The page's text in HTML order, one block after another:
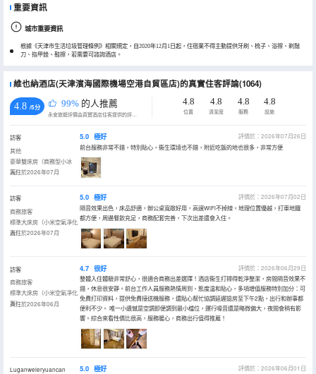
重要資訊
城市重要資訊
根據《天津市生活垃圾管理條例》相關規定，自2020年12月1日起，住宿業不得主動提供牙刷、梳子、浴擦、剃鬚
刀、指甲銼、鞋擦，若需要可諮詢酒店。
維也納酒店(天津濱海國際機場空港自貿區店)的真實住客評論(1064)
4.8 /5分 99% 的人推薦
永安旅遊評價由真實酒店住客提供的評價。
4.8
位置
4.8
清潔度
4.8
服務
4.8
設施
訪客
其他
豪華雙床房（商務型小冰
箱）
入住於2026年07月
5.0 極好
評價於：2026年07月26日
前台服務非常不錯，特別貼心，衞生環境也不錯，附近吃飯的地也很多，非常方便
訪客
商務旅客
標準大床房（小米空氣凈化
器）
入住於2026年07月
5.0 極好
評價於：2026年07月02日
隔音效果出色，床品舒適，辦公桌寬敞好用，高速WiFi不掉線。地理位置優越，打車地鐵
都方便，周邊餐飲充足，商務配套完善，下次出差還會入住。
訪客
商務旅客
標準大床房（小米空氣凈化
器）
入住於2026年06月
4.7 很好
評價於：2026年06月29日
整體入住體驗非常舒心，很適合商務出差選擇！酒店衞生打掃得乾淨整潔，房間隔音效果不
錯，休息很安靜。前台工作人員服務熱情周到、態度温和貼心，多項增值服務特別加分：可
免費打印資料，提供免費接送機服務，還貼心幫忙協調延遲退房至下午2點，出行和辦事都
便利不少。 唯一小遺憾是空調即便調到最小檔位，運行噪音還是略微偏大，夜間會稍有影
響。綜合來看性價比很高，服務暖心，商務出行值得推薦！
Luganweieryuancan
5.0 極好
評價於：2026年06月01日